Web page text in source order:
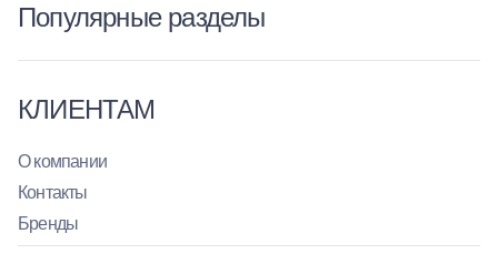
Популярные разделы
КЛИЕНТАМ
О компании
Контакты
Бренды